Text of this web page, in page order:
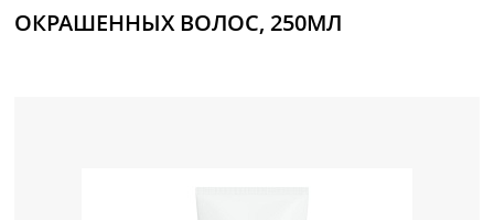
Инструменты
ОКРАШЕННЫХ ВОЛОС, 250МЛ